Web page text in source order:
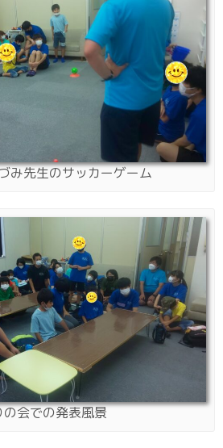
み先生のサッカーゲーム
の会での発表風景